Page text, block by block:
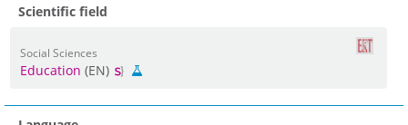
Scientific field
Social Sciences
Education (EN)